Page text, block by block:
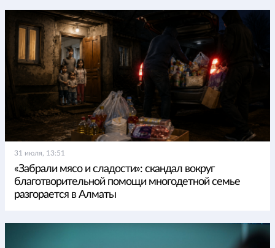
31 июля, 13:51
«Забрали мясо и сладости»: скандал вокруг
благотворительной помощи многодетной семье
разгорается в Алматы